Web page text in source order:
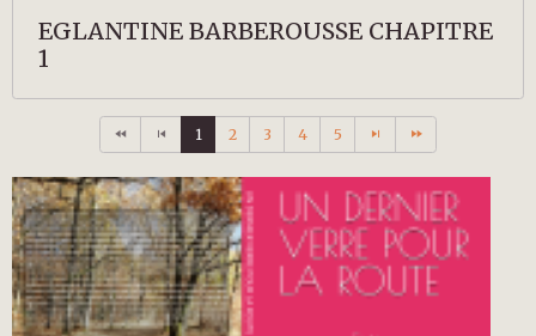
EGLANTINE BARBEROUSSE CHAPITRE
1
1 2 3 4 5